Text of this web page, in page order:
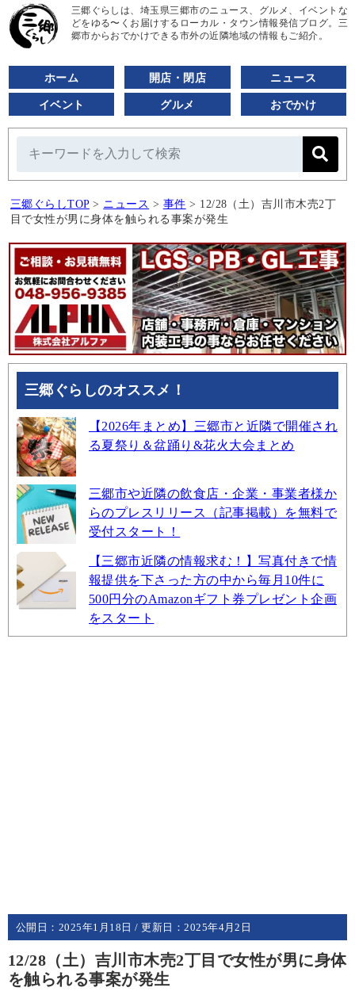
三郷ぐらしは、埼玉県三郷市のニュース、グルメ、イベントな
どをゆる〜くお届けするローカル・タウン情報発信ブログ。三
郷市からおでかけできる市外の近隣地域の情報もご紹介。
ホーム 開店・閉店 ニュース
イベント グルメ おでかけ
三郷ぐらしTOP > ニュース > 事件 > 12/28（土）吉川市木売2丁
目で女性が男に身体を触られる事案が発生
三郷ぐらしのオススメ！
【2026年まとめ】三郷市と近隣で開催され
る夏祭り＆盆踊り&花火大会まとめ
三郷市や近隣の飲食店・企業・事業者様か
らのプレスリリース（記事掲載）を無料で
受付スタート！
【三郷市近隣の情報求む！】写真付きで情
報提供を下さった方の中から毎月10件に
500円分のAmazonギフト券プレゼント企画
をスタート
公開日： 2025年1月18日 / 更新日：2025年4月2日
12/28（土）吉川市木売2丁目で女性が男に身体
を触られる事案が発生